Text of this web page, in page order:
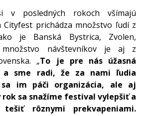
v posledných rokoch všímajú
Cityfest prichádza množstvo ľudí z
je Banská Bystrica, Zvolen,
množstvo návštevníkov je aj z
„To je pre nás úžasná
a sme radi, že za nami ľudia
im páči organizácia, ale aj
rok sa snažíme festival vylepšiť a
rôznymi prekvapeniami.